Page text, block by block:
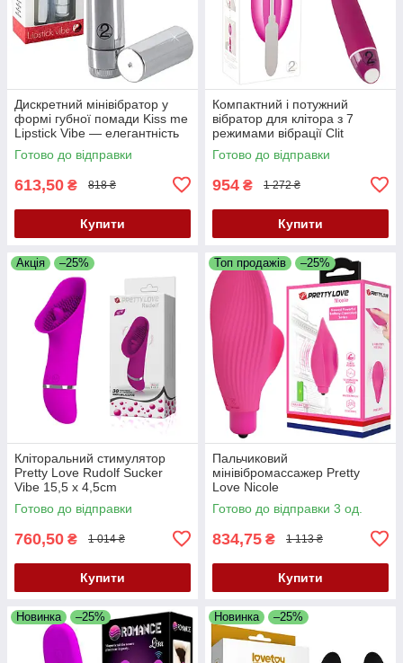
Дискретний мінівібратор у
формі губної помади Kiss me
Lipstick Vibe — елегантність
та задоволення
Готово до відправки
613,50 ₴ 818 ₴
Купити
Компактний і потужний
вібратор для клітора з 7
режимами вібрації Clit
Stimulation Loop
Готово до відправки
954 ₴ 1 272 ₴
Купити
Акція –25%
Кліторальний стимулятор
Pretty Love Rudolf Sucker
Vibe 15,5 x 4,5cm
Готово до відправки
760,50 ₴ 1 014 ₴
Купити
Топ продажів –25%
Пальчиковий
мінівібромассажер Pretty
Love Nicole
Готово до відправки 3 од.
834,75 ₴ 1 113 ₴
Купити
Новинка –25% Новинка –25%